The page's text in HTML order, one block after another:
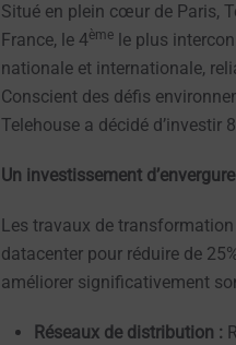
Situé en plein cœur de Paris,
France, le 4ème le plus
nationale et internationale,
Conscient des défis
Telehouse a décidé d’investir
Un investissement
Les travaux de
datacenter pour réduire de
améliorer significativement
Réseaux de distribution :